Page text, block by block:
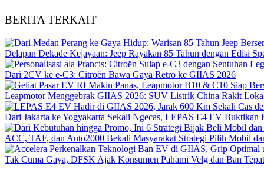
BERITA TERKAIT
Delapan Dekade Kejayaan: Jeep Rayakan 85 Tahun dengan Edisi
Dari 2CV ke e-C3: Citroën Bawa Gaya Retro ke GIIAS 2026
Leapmotor Menggebrak GIIAS 2026: SUV Listrik China Rakit
Dari Jakarta ke Yogyakarta Sekali Ngecas, LEPAS E4 EV
ACC, TAF, dan Auto2000 Bekali Masyarakat Strategi Pilih Mobil
Tak Cuma Gaya, DFSK Ajak Konsumen Pahami Velg dan Ban